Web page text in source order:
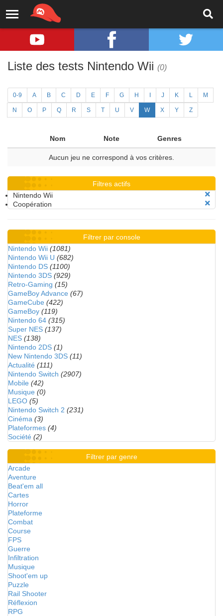
Liste des tests Nintendo Wii (0)
0-9 A B C D E F G H J K L M
N O P Q R S T U V W X Y Z
Nom Note Genres
Aucun jeu ne correspond à vos critères.
Filtres actifs
Nintendo Wii
Coopération
Filtrer par console
Nintendo Wii (1081)
Nintendo Wii U (682)
Nintendo DS (1100)
Nintendo 3DS (929)
Retro-Gaming (15)
GameBoy Advance (67)
GameCube (422)
GameBoy (119)
Nintendo 64 (315)
Super NES (137)
NES (138)
Nintendo 2DS (1)
New Nintendo 3DS (11)
Actualité (111)
Nintendo Switch (2907)
Mobile (42)
Musique (0)
LEGO (5)
Nintendo Switch 2 (231)
Cinéma (3)
Plateformes (4)
Société (2)
Filtrer par genre
Arcade
Aventure
Beat'em all
Cartes
Horror
Plateforme
Combat
Course
FPS
Guerre
Infiltration
Musique
Shoot'em up
Puzzle
Rail Shooter
Réflexion
RPG